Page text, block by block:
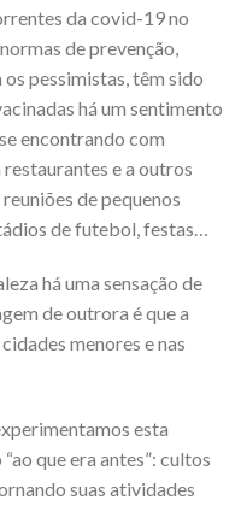
da covid-19 no
de prevenção,
pessimistas, têm sido
há um sentimento
encontrando com
e a outros
de pequenos
de futebol, festas…
há uma sensação de
de outrora é que a
menores e nas
esta
que era antes”: cultos
suas atividades